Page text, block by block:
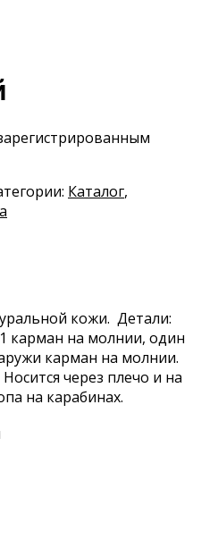
Каталог,
кожи. Детали:
карман на молнии, один
карман на молнии.
через плечо и на
на карабинах.